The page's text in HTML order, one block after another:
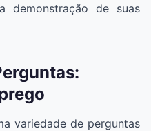
demonstração de suas
variedade de perguntas